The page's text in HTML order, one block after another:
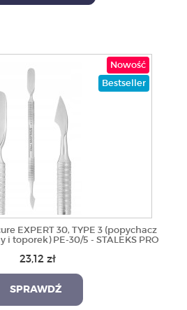
Nowość
Bestseller
EXPERT 30, TYPE 3 (popychacz
i toporek) PE-30/5 - STALEKS PRO
23,12 zł
SPRAWDŹ